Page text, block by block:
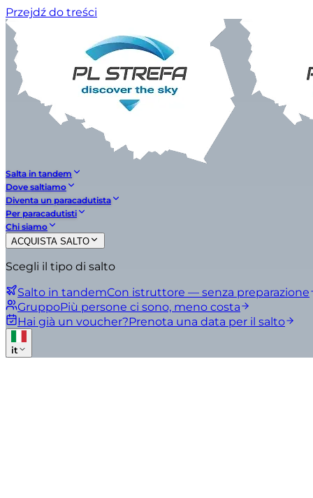
Przejdź do treści
Salta in tandem
Dove saltiamo
Diventa un paracadutista
Per paracadutisti
Chi siamo
ACQUISTA SALTO
Scegli il tipo di salto
Salto in tandemCon istruttore — senza preparazione
GruppoPiù persone ci sono, meno costa
Hai già un voucher?Prenota una data per il salto
it